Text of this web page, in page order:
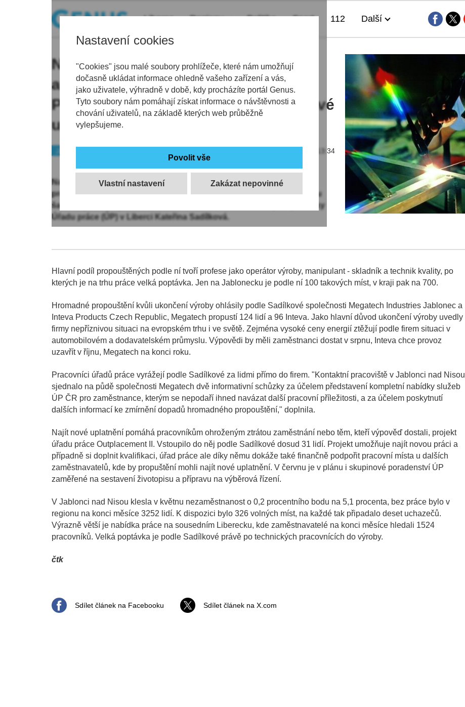
Nastavení cookies
"Cookies" jsou malé soubory prohlížeče, které nám umožňují
dočasně ukládat informace ohledně vašeho zařízení a vás,
jako uživatele, výhradně v době, kdy procházíte portál Genus.
Tyto soubory nám pomáhají získat informace o návštěvnosti a
chování uživatelů, na základě kterých web průběžně
vylepšujeme.
Vlastní nastavení
Liberec Regiony Politika Sport 112 Další
Na Jablonecku končí dva dodavatelé
autodílů, o práci přijde 200 lidí.
Propuštění mají velkou šanci najít nové
uplatnění
Jablonecko 08.06.2026 | 13:34
Na Jablonecku končí dva dodavatelé dílů pro automobilový průmysl,
propustit se chystají víc než 200 lidí. Propuštění pracovníci mají velkou
šanci najít nové uplatnění. ČTK to dnes řekla ředitelka Krajské pobočky
Úřadu práce (ÚP) v Liberci Kateřina Sadílková.
Hlavní podíl propouštěných podle ní tvoří profese jako operátor výroby, manipulant - skladník a technik kvality, po
kterých je na trhu práce velká poptávka. Jen na Jablonecku je podle ní 100 takových míst, v kraji pak na 700.
Hromadné propouštění kvůli ukončení výroby ohlásily podle Sadílkové společnosti Megatech Industries Jablonec a
Inteva Products Czech Republic, Megatech propustí 124 lidí a 96 Inteva. Jako hlavní důvod ukončení výroby uvedly
firmy nepříznivou situaci na evropském trhu i ve světě. Zejména vysoké ceny energií ztěžují podle firem situaci v
automobilovém a dodavatelském průmyslu. Výpovědi by měli zaměstnanci dostat v srpnu, Inteva chce provoz
uzavřít v říjnu, Megatech na konci roku.
Pracovníci úřadů práce vyrážejí podle Sadílkové za lidmi přímo do firem. "Kontaktní pracoviště v Jablonci nad Nisou
sjednalo na půdě společnosti Megatech dvě informativní schůzky za účelem představení kompletní nabídky služeb
ÚP ČR pro zaměstnance, kterým se nepodaří ihned navázat další pracovní příležitosti, a za účelem poskytnutí
dalších informací ke zmírnění dopadů hromadného propouštění," doplnila.
Najít nové uplatnění pomáhá pracovníkům ohroženým ztrátou zaměstnání nebo těm, kteří výpověď dostali, projekt
úřadu práce Outplacement II. Vstoupilo do něj podle Sadílkové dosud 31 lidí. Projekt umožňuje najít novou práci a
případně si doplnit kvalifikaci, úřad práce ale díky němu dokáže také finančně podpořit pracovní místa u dalších
zaměstnavatelů, kde by propuštění mohli najít nové uplatnění. V červnu je v plánu i skupinové poradenství ÚP
zaměřené na sestavení životopisu a přípravu na výběrová řízení.
V Jablonci nad Nisou klesla v květnu nezaměstnanost o 0,2 procentního bodu na 5,1 procenta, bez práce bylo v
regionu na konci měsíce 3252 lidí. K dispozici bylo 326 volných míst, na každé tak připadalo deset uchazečů.
Výrazně větší je nabídka práce na sousedním Liberecku, kde zaměstnavatelé na konci měsíce hledali 1524
pracovníků. Velká poptávka je podle Sadílkové právě po technických pracovnících do výroby.
čtk
Sdílet článek na Facebooku Sdílet článek na X.com